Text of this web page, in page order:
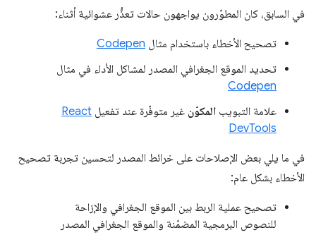
في السابق، كان المطوّرون يواجهون حالات تعذُّر عشوائية أثناء:
تصحيح الأخطاء باستخدام مثال Codepen
تحديد الموقع الجغرافي المصدر لمشاكل الأداء في مثال
Codepen
علامة التبويب المكوّن غير متوفّرة عند تفعيل React
DevTools
في ما يلي بعض الإصلاحات على خرائط المصدر لتحسين تجربة تصحيح
الأخطاء بشكل عام:
تصحيح عملية الربط بين الموقع الجغرافي والإزاحة
للنصوص البرمجية المضمّنة والموقع الجغرافي المصدر